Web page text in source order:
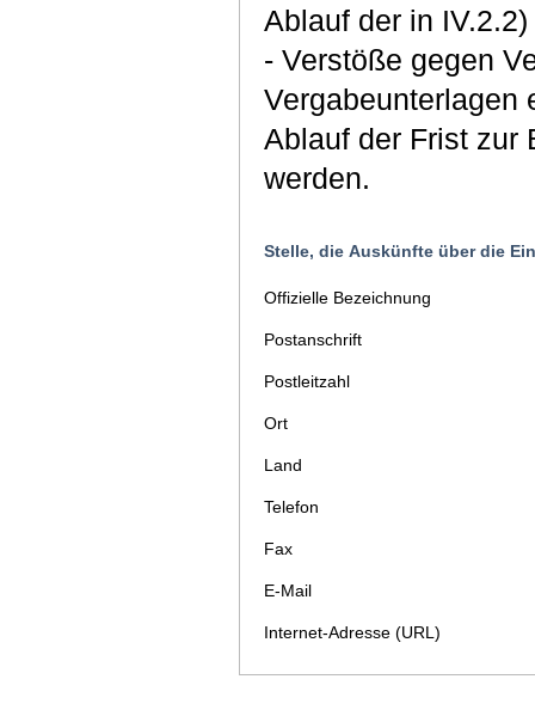
Ablauf der in
- Verstöße gegen
Vergabeunterlagen
Ablauf der Frist zur
werden.
Stelle, die Auskünfte über die
Offizielle Bezeichnung
Postanschrift
Postleitzahl
Ort
Land
Telefon
Fax
E-Mail
Internet-Adresse (URL)